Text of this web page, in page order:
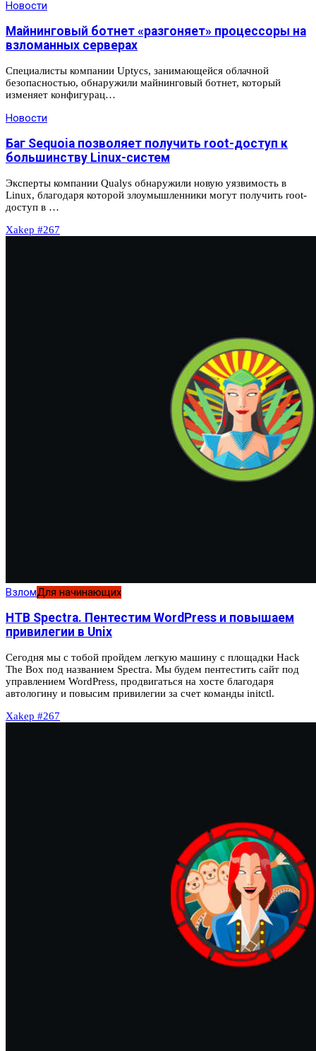
Новости
Майнинговый ботнет «разгоняет» процессоры на
взломанных серверах
Специалисты компании Uptycs, занимающейся облачной
безопасностью, обнаружили майнинговый ботнет, который
изменяет конфигурац…
Новости
Баг Sequoia позволяет получить root-доступ к
большинству Linux-систем
Эксперты компании Qualys обнаружили новую уязвимость в
Linux, благодаря которой злоумышленники могут получить root-
доступ в …
Xakep #267
ВзломДля начинающих
HTB Spectra. Пентестим WordPress и повышаем
привилегии в Unix
Сегодня мы с тобой пройдем легкую машину с площадки Hack
The Box под названием Spectra. Мы будем пентестить сайт под
управлением WordPress, продвигаться на хосте благодаря
автологину и повысим привилегии за счет команды initctl.
Xakep #267